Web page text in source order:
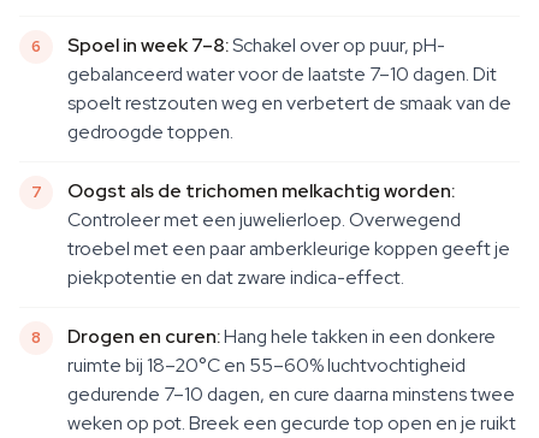
Spoel in week 7–8:Schakel over op puur, pH-
gebalanceerd water voor de laatste 7–10 dagen. Dit
spoelt restzouten weg en verbetert de smaak van de
gedroogde toppen.
Oogst als de trichomen melkachtig worden:
Controleer met een juwelierloep. Overwegend
troebel met een paar amberkleurige koppen geeft je
piekpotentie en dat zware indica-effect.
Drogen en curen:Hang hele takken in een donkere
ruimte bij 18–20°C en 55–60% luchtvochtigheid
gedurende 7–10 dagen, en cure daarna minstens twee
weken op pot. Breek een gecurde top open en je ruikt